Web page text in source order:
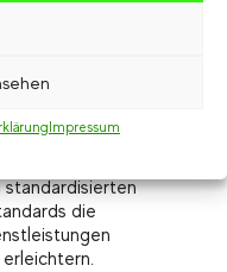
Impressum
und
Systemen und
ermöglicht
die Effizienz zu
standardisierten
die